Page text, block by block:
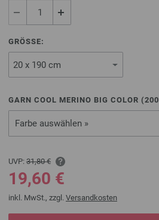
GRÖSSE:
GARN COOL MERINO BIG COLOR (200
Farbe auswählen »
UVP: 31,80 €
19,60 €
inkl. MwSt., zzgl. Versandkosten